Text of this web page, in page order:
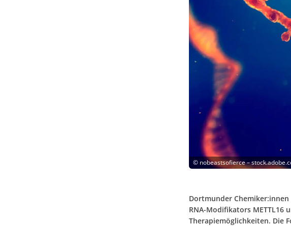
© nobeastsofierce –
Dortmunder
RNA-Modifikators
Therapiemöglichkeiten. Die